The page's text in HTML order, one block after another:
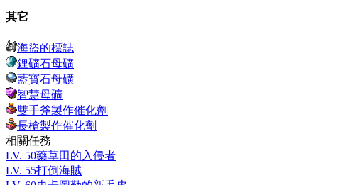
其它
海盜的標誌
鋰礦石母礦
藍寶石母礦
智慧母礦
雙手斧製作催化劑
長槍製作催化劑
相關任務
LV. 50藥草田的入侵者
LV. 55打倒海賊